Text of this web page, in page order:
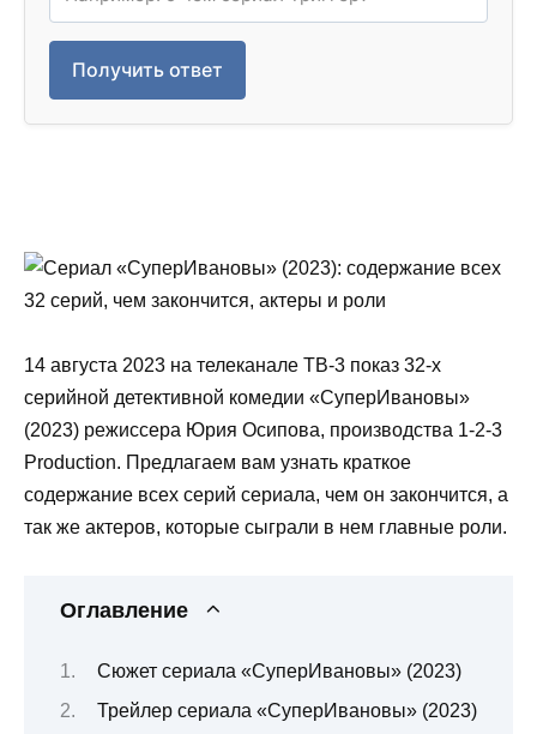
Получить ответ
14 августа 2023 на телеканале ТВ-3 показ 32-х
серийной детективной комедии «СуперИвановы»
(2023) режиссера Юрия Осипова, производства 1-2-3
Production. Предлагаем вам узнать краткое
содержание всех серий сериала, чем он закончится, а
так же актеров, которые сыграли в нем главные роли.
Оглавление
Сюжет сериала «СуперИвановы» (2023)
Трейлер сериала «СуперИвановы» (2023)